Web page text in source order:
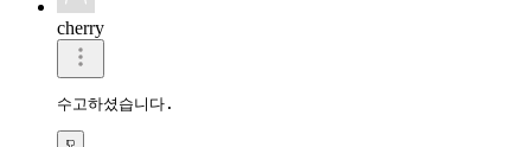
cherry
수고하셨습니다.